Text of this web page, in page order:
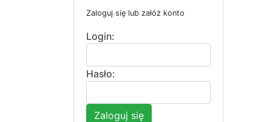
Zaloguj się lub załóż konto
Login:
Hasło:
Zaloguj się